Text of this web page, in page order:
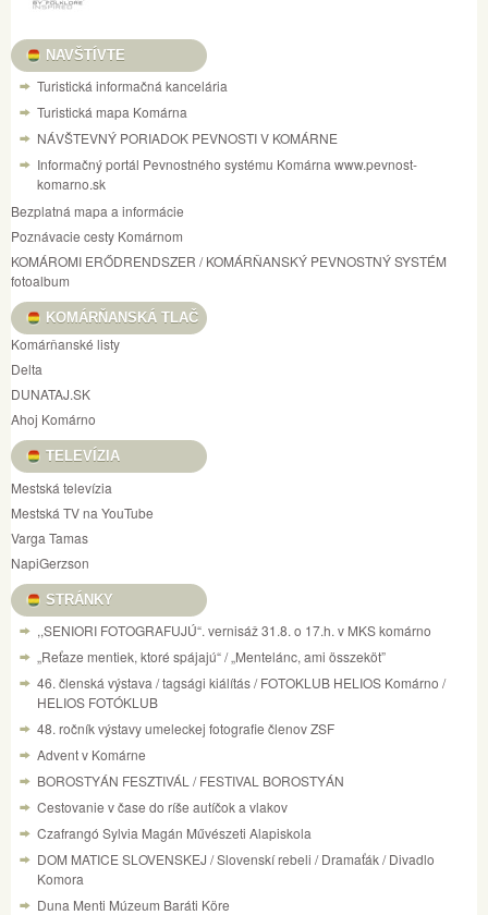
NAVŠTÍVTE
Turistická informačná kancelária
Turistická mapa Komárna
NÁVŠTEVNÝ PORIADOK PEVNOSTI V KOMÁRNE
Informačný portál Pevnostného systému Komárna www.pevnost-
komarno.sk
Bezplatná mapa a informácie
Poznávacie cesty Komárnom
KOMÁROMI ERŐDRENDSZER / KOMÁRŇANSKÝ PEVNOSTNÝ SYSTÉM
fotoalbum
KOMÁRŇANSKÁ TLAČ
Komárňanské listy
Delta
DUNATAJ.SK
Ahoj Komárno
TELEVÍZIA
Mestská televízia
Mestská TV na YouTube
Varga Tamas
NapiGerzson
STRÁNKY
,,SENIORI FOTOGRAFUJÚ“. vernisáž 31.8. o 17.h. v MKS komárno
„Reťaze mentiek, ktoré spájajú“ / „Mentelánc, ami összeköt”
46. členská výstava / tagsági kiálítás / FOTOKLUB HELIOS Komárno /
HELIOS FOTÓKLUB
48. ročník výstavy umeleckej fotografie členov ZSF
Advent v Komárne
BOROSTYÁN FESZTIVÁL / FESTIVAL BOROSTYÁN
Cestovanie v čase do ríše autíčok a vlakov
Czafrangó Sylvia Magán Művészeti Alapiskola
DOM MATICE SLOVENSKEJ / Slovenskí rebeli / Dramaťák / Divadlo
Komora
Duna Menti Múzeum Baráti Köre